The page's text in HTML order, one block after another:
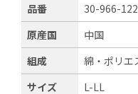
品番
30-966-
原産国
中国
組成
綿・ポリエ
サイズ
L-LL